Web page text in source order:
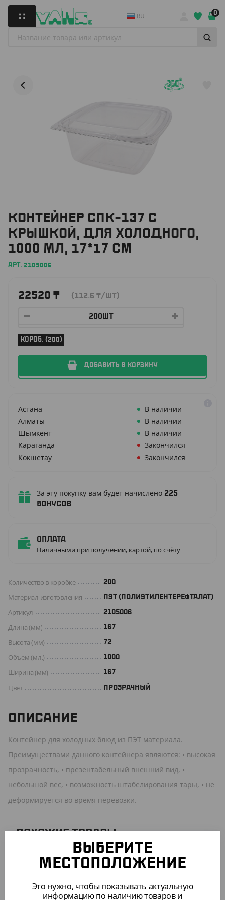
RU 0
КОНТЕЙНЕР СПК-137 С
КРЫШКОЙ, ДЛЯ ХОЛОДНОГО,
1000 МЛ, 17*17 СМ
АРТ. 2105006
22520 ₸ (112.6 ₸/ШТ)
КОРОБ. (200)
ДОБАВИТЬ В КОРЗИНУ
Астана
В наличии
Алматы
В наличии
Шымкент
В наличии
Караганда
Закончился
Кокшетау
Закончился
За эту покупку вам будет начислено 225
бонусов
Оплата
Наличными при получении, картой, по счёту
Количество в коробке 200
Материал изготовления ПЭТ (ПОЛИЭТИЛЕНТЕРЕФТАЛАТ)
Артикул 2105006
Длина (мм) 167
Высота (мм) 72
Объем (мл.) 1000
Ширина (мм) 167
Цвет ПРОЗРАЧНЫЙ
ОПИСАНИЕ
Контейнер для холодных блюд из ПЭТ материала.
Преимуществами данного контейнера являются: • высокая
прозрачность, • презентабельный внешний вид, •
небольшой вес, • возможность штабелирования тары, • не
деформируется во время перевозки.
ПОХОЖИЕ ТОВАРЫ
АРТ. 21126
ВЫБЕРИТЕ
МЕСТОПОЛОЖЕНИЕ
Это нужно, чтобы показывать актуальную
информацию по наличию товаров и